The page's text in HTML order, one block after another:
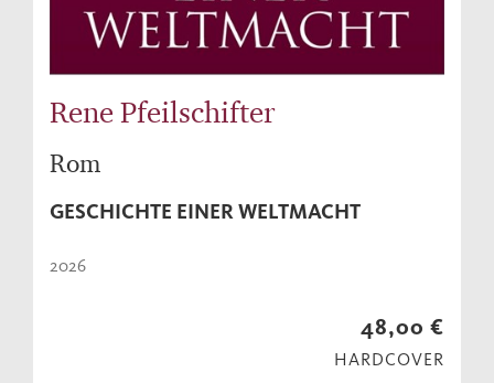
Rene Pfeilschifter
Rom
GESCHICHTE EINER WELTMACHT
2026
48,00 €
HARDCOVER